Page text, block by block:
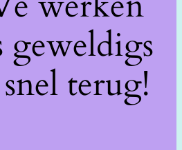
geweldigs
terug!